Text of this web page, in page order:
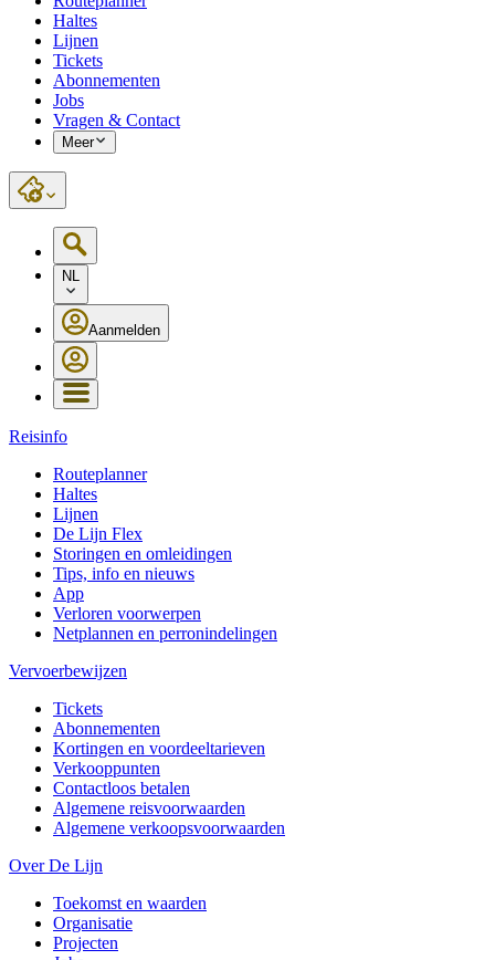
Haltes
Lijnen
Tickets
Abonnementen
Jobs
Vragen & Contact
Meer
NL
Aanmelden
Reisinfo
Routeplanner
Haltes
Lijnen
De Lijn Flex
Storingen en omleidingen
Tips, info en nieuws
App
Verloren voorwerpen
Netplannen en perronindelingen
Vervoerbewijzen
Tickets
Abonnementen
Kortingen en voordeeltarieven
Verkooppunten
Contactloos betalen
Algemene reisvoorwaarden
Algemene verkoopsvoorwaarden
Over De Lijn
Toekomst en waarden
Organisatie
Projecten